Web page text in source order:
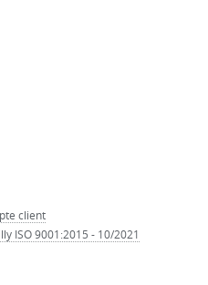
client
ISO 9001:2015 - 10/2021